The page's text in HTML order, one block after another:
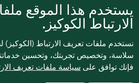
يستخدم هذا الموقع
الارتباط الكوكيز.
نستخدم ملفات تعريف الارتباط (الكوكيز)
سلاسة، وتخصيص تجربتك، وتحسين
فإنك توافق على سياسة ملفات تعريف